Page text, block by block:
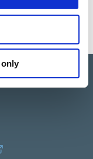
only
dans notre